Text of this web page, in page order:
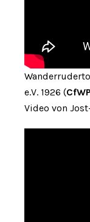
e.V. 1926 (CfWP
Video von